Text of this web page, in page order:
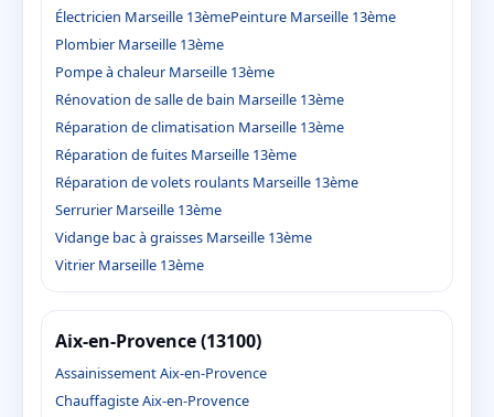
Électricien Marseille 13èmePeinture Marseille 13ème
Plombier Marseille 13ème
Pompe à chaleur Marseille 13ème
Rénovation de salle de bain Marseille 13ème
Réparation de climatisation Marseille 13ème
Réparation de fuites Marseille 13ème
Réparation de volets roulants Marseille 13ème
Serrurier Marseille 13ème
Vidange bac à graisses Marseille 13ème
Vitrier Marseille 13ème
Aix-en-Provence (13100)
Assainissement Aix-en-Provence
Chauffagiste Aix-en-Provence